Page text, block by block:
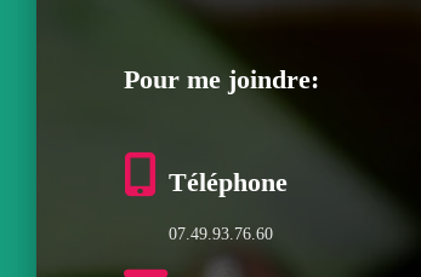
Pour me joindre:
Téléphone
07.49.93.76.60